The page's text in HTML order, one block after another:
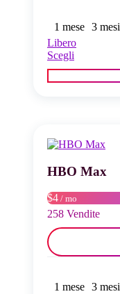
1 mese 3 mesi
Libero
Scegli
prodotto
ha
possono
scelte
nella
pagina
del
prodotto
HBO Max
$4 / mo
258 Vendite
1 mese 3 mesi